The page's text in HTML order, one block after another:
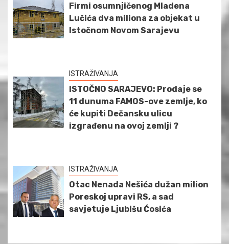
Firmi osumnjičenog Mladena
Lučića dva miliona za objekat u
Istočnom Novom Sarajevu
ISTRAŽIVANJA
ISTOČNO SARAJEVO: Prodaje se
11 dunuma FAMOS-ove zemlje, ko
će kupiti Dečansku ulicu
izgrađenu na ovoj zemlji ?
ISTRAŽIVANJA
Otac Nenada Nešića dužan milion
Poreskoj upravi RS, a sad
savjetuje Ljubišu Ćosića